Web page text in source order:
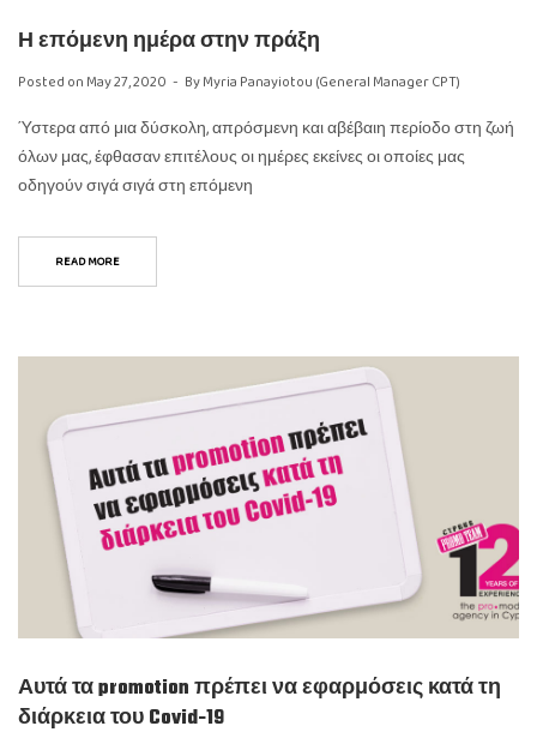
Η επόμενη ημέρα στην πράξη
Posted on May 27, 2020 ByMyria Panayiotou (General Manager CPT)
Ύστερα από μια δύσκολη, απρόσμενη και αβέβαιη περίοδο στη ζωή
όλων μας, έφθασαν επιτέλους οι ημέρες εκείνες οι οποίες μας
οδηγούν σιγά σιγά στη επόμενη
READ MORE
Αυτά τα promotion πρέπει να εφαρμόσεις κατά τη
διάρκεια του Covid-19